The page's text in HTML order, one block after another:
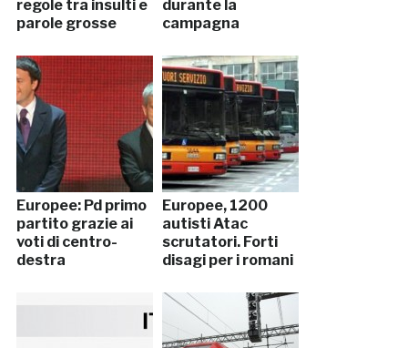
regole tra insulti e
parole grosse
durante la
campagna
Europee: Pd primo
partito grazie ai
voti di centro-
destra
Europee, 1200
autisti Atac
scrutatori. Forti
disagi per i romani